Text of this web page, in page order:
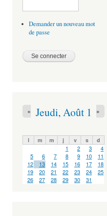
Demander un nouveau mot
de passe
Jeudi, Août 1
« »
l m m j v s d
1 2 3
4
5
6 7 8 9 10
11
12
13 14 15 16 17
18
19
20 21 22 23 24
25
26
27 28 29 30 31